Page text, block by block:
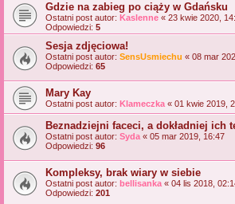
Gdzie na zabieg po ciąży w Gdańsku
Ostatni post autor: Kaslenne « 23 kwie 2020,
Odpowiedzi: 5
Sesja zdjęciowa!
Ostatni post autor: SensUsmiechu « 08 mar
Odpowiedzi: 65
Mary Kay
Ostatni post autor: Klameczka « 01 kwie 2019,
Beznadziejni faceci, a dokładniej ich
Ostatni post autor: Syda « 05 mar 2019, 16:47
Odpowiedzi: 96
Kompleksy, brak wiary w siebie
Ostatni post autor: bellisanka « 04 lis 2018,
Odpowiedzi: 201